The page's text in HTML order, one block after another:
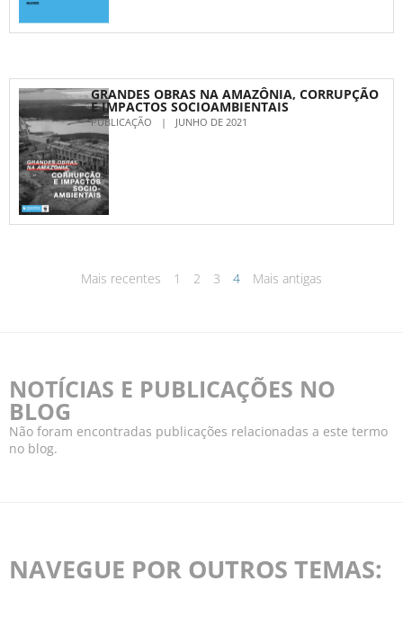
GRANDES OBRAS NA AMAZÔNIA, CORRUPÇÃO
E IMPACTOS SOCIOAMBIENTAIS
PUBLICAÇÃO | JUNHO DE 2021
Mais recentes 1 2 3 4 Mais antigas
NOTÍCIAS E PUBLICAÇÕES NO
BLOG
Não foram encontradas publicações relacionadas a este termo
no blog.
NAVEGUE POR OUTROS TEMAS: